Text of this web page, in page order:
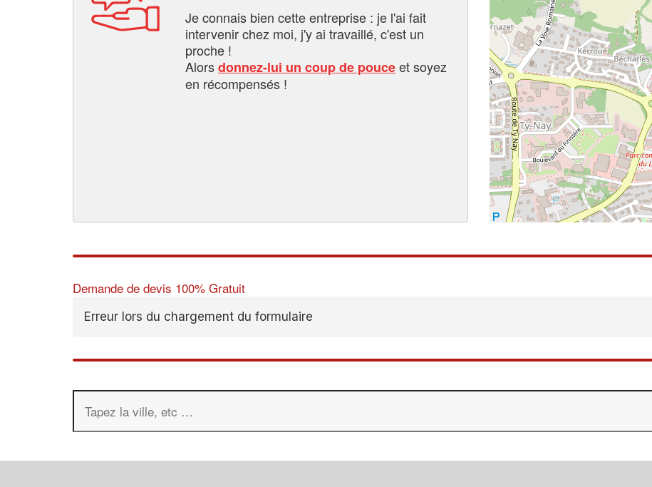
Je connais bien cette entreprise : je l'ai fait
intervenir chez moi, j'y ai travaillé, c'est un
proche !
Alorsdonnez-lui un coup de pouceet soyez
en récompensés !
Demande de devis 100% Gratuit
Erreur lors du chargement du formulaire